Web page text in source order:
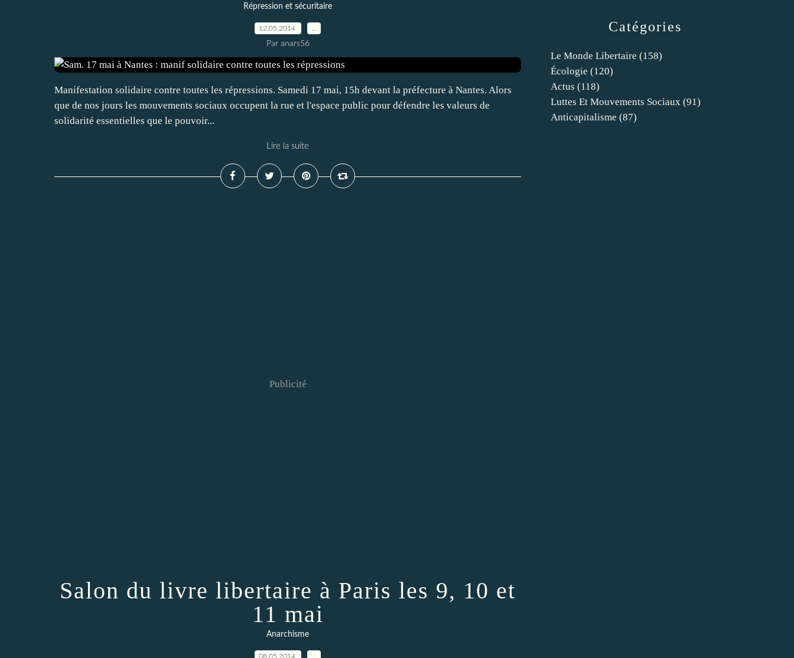
Répression et sécuritaire
12.05.2014
Par anars56
Manifestation solidaire contre toutes les répressions. Samedi 17 mai, 15h devant la préfecture à Nantes. Alors
que de nos jours les mouvements sociaux occupent la rue et l'espace public pour défendre les valeurs de
solidarité essentielles que le pouvoir...
Lire la suite
Publicité
Salon du livre libertaire à Paris les 9, 10 et
11 mai
Anarchisme
08.05.2014
Catégories
Le Monde Libertaire (158)
Écologie (120)
Actus (118)
Luttes Et Mouvements Sociaux (91)
Anticapitalisme (87)